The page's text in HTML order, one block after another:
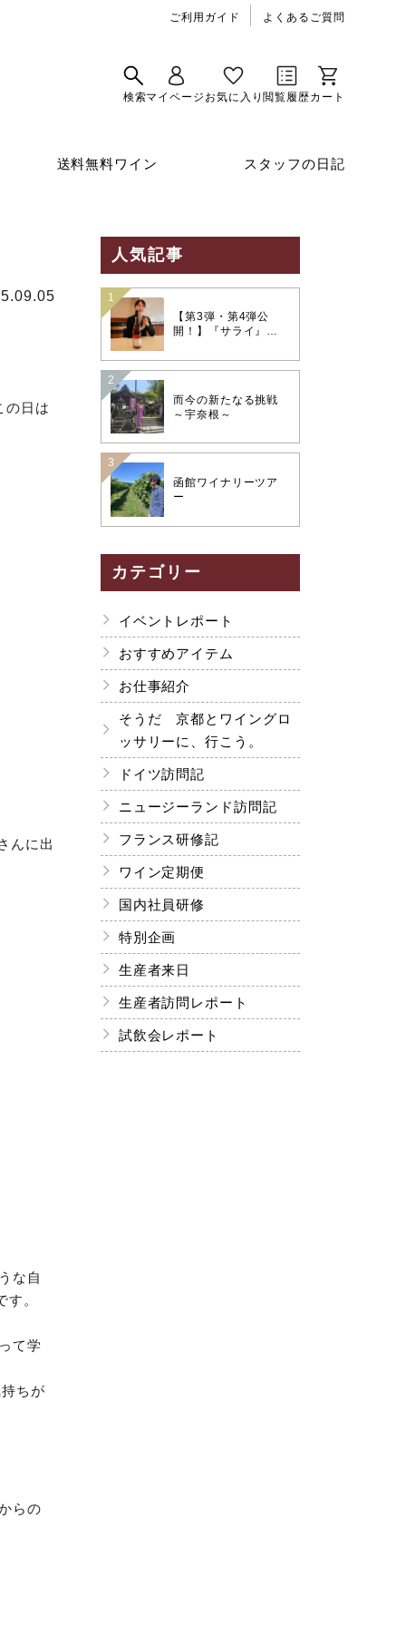
ご利用ガイド よくあるご質問
送料無料ワイン スタッフの日記
の日は
んに出
な自
。
て学
ちが
らの
人気記事
【第3弾・第4弾公
開！】『サライ』連
のペアリング」夏の
味覚を彩る極上のマ
而今の新たなる挑戦
～宇奈根～
函館ワイナリーツア
ー
カテゴリー
イベントレポート
おすすめアイテム
お仕事紹介
そうだ 京都とワイングロ
ッサリーに、行こう。
ドイツ訪問記
ニュージーランド訪問記
フランス研修記
ワイン定期便
国内社員研修
特別企画
生産者来日
生産者訪問レポート
試飲会レポート